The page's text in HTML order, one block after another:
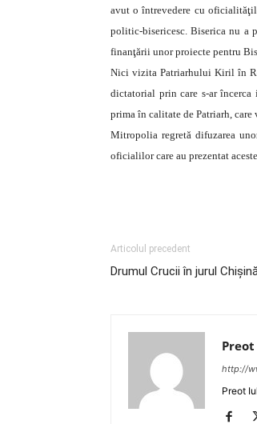
avut o întrevedere cu
politic-bisericesc.Biserica nu a
finanţării unor proiecte pentru
Nici vizita Patriarhului Kiril în
dictatorial prin care s-ar încerca
prima în calitate de Patriarh,
Mitropolia regretă difuzarea
oficialilor care au prezentat
Articolul precedent
Drumul Crucii în jurul
http://
Preot